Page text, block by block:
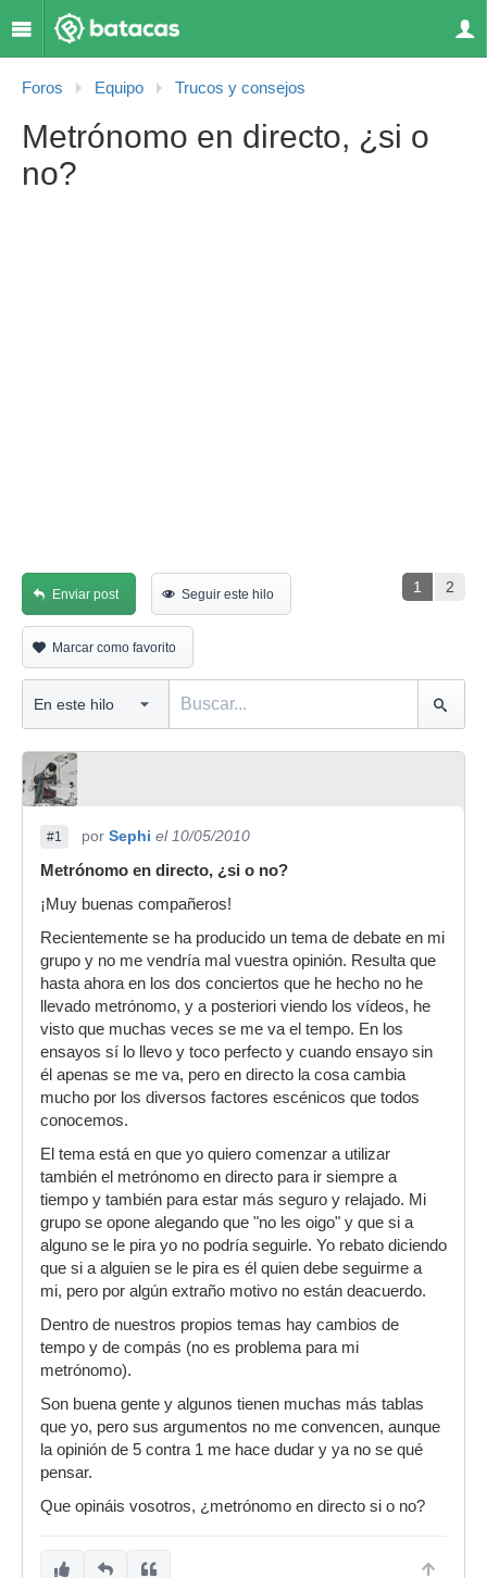
Foros Equipo Trucos y consejos
Metrónomo en directo, ¿si o
no?
1 2
Enviar post Seguir este hilo
Marcar como favorito
#1 por Sephi el 10/05/2010
Metrónomo en directo, ¿si o no?
¡Muy buenas compañeros!
Recientemente se ha producido un tema de debate en mi
grupo y no me vendría mal vuestra opinión. Resulta que
hasta ahora en los dos conciertos que he hecho no he
llevado metrónomo, y a posteriori viendo los vídeos, he
visto que muchas veces se me va el tempo. En los
ensayos sí lo llevo y toco perfecto y cuando ensayo sin
él apenas se me va, pero en directo la cosa cambia
mucho por los diversos factores escénicos que todos
conocemos.
El tema está en que yo quiero comenzar a utilizar
también el metrónomo en directo para ir siempre a
tiempo y también para estar más seguro y relajado. Mi
grupo se opone alegando que "no les oigo" y que si a
alguno se le pira yo no podría seguirle. Yo rebato diciendo
que si a alguien se le pira es él quien debe seguirme a
mi, pero por algún extraño motivo no están deacuerdo.
Dentro de nuestros propios temas hay cambios de
tempo y de compás (no es problema para mi
metrónomo).
Son buena gente y algunos tienen muchas más tablas
que yo, pero sus argumentos no me convencen, aunque
la opinión de 5 contra 1 me hace dudar y ya no se qué
pensar.
Que opináis vosotros, ¿metrónomo en directo si o no?